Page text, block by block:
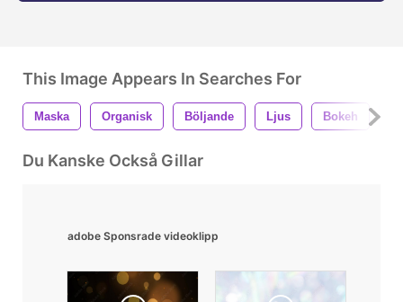
This Image Appears In Searches For
Maska Organisk Böljande Ljus Bokeh
Du Kanske Också Gillar
adobe Sponsrade videoklipp